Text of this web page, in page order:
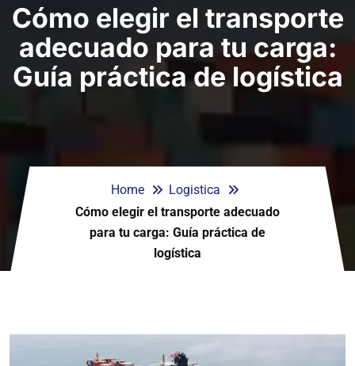
Cómo elegir el transporte
adecuado para tu carga:
Guía práctica de logística
Home
Logistica
Cómo elegir el transporte adecuado
para tu carga: Guía práctica de
logística